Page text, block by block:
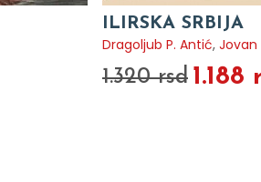
ILIRSKA SRBIJA
Dragoljub P. Antić, Jovan
1.320 rsd 1.188